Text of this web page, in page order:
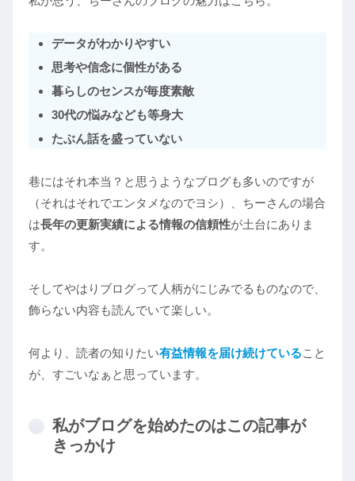
データがわかりやすい
思考や信念に個性がある
暮らしのセンスが毎度素敵
30代の悩みなども等身大
たぶん話を盛っていない
巷にはそれ本当？と思うようなブログも多いのですが
（それはそれでエンタメなのでヨシ）、ちーさんの場合
は長年の更新実績による情報の信頼性が土台にありま
す。
そしてやはりブログって人柄がにじみでるものなので、
飾らない内容も読んでいて楽しい。
何より、読者の知りたい有益情報を届け続けていること
が、すごいなぁと思っています。
私がブログを始めたのはこの記事が
きっかけ